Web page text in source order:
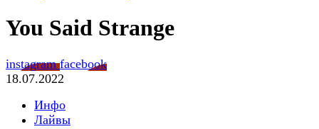
You Said Strange
instagramfacebook
18.07.2022
Инфо
Лайвы